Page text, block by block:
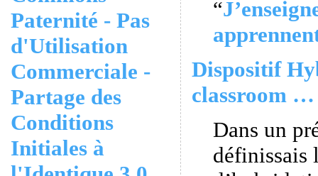
Paternité - Pas
d'Utilisation
Commerciale -
Partage des
Conditions
Initiales à
“
Dispositif
classroom …
Dans un
définissais